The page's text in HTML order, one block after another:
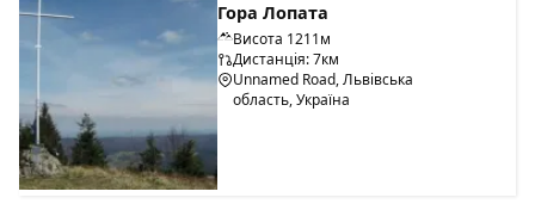
Гора Лопата
Висота 1211м
Дистанція: 7км
Unnamed Road, Львівська
область, Україна